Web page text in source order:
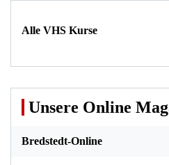
Alle VHS Kurse
Unsere Online
Bredstedt-Online